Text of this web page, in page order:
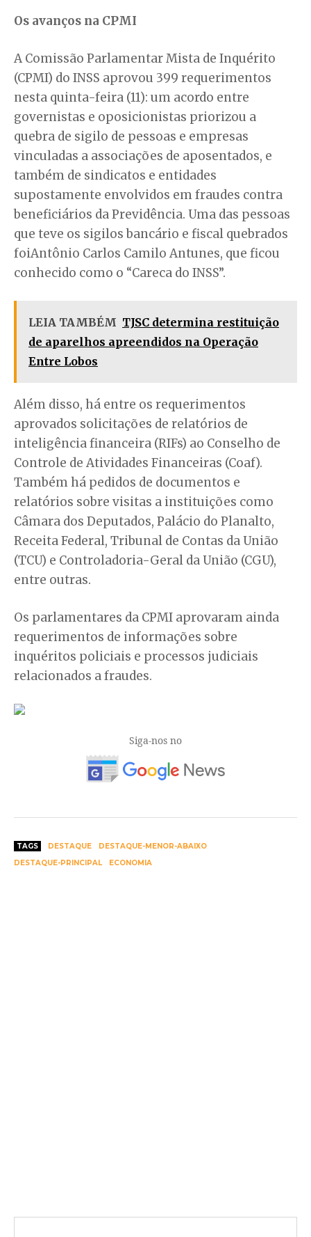
Os avanços na CPMI
A Comissão Parlamentar Mista de Inquérito
(CPMI) do INSS aprovou 399 requerimentos
nesta quinta-feira (11): um acordo entre
governistas e oposicionistas priorizou a
quebra de sigilo de pessoas e empresas
vinculadas a associações de aposentados, e
também de sindicatos e entidades
supostamente envolvidos em fraudes contra
beneficiários da Previdência. Uma das pessoas
que teve os sigilos bancário e fiscal quebrados
foiAntônio Carlos Camilo Antunes, que ficou
conhecido como o “Careca do INSS”.
LEIA TAMBÉM TJSC determina restituição
de aparelhos apreendidos na Operação
Entre Lobos
Além disso, há entre os requerimentos
aprovados solicitações de relatórios de
inteligência financeira (RIFs) ao Conselho de
Controle de Atividades Financeiras (Coaf).
Também há pedidos de documentos e
relatórios sobre visitas a instituições como
Câmara dos Deputados, Palácio do Planalto,
Receita Federal, Tribunal de Contas da União
(TCU) e Controladoria-Geral da União (CGU),
entre outras.
Os parlamentares da CPMI aprovaram ainda
requerimentos de informações sobre
inquéritos policiais e processos judiciais
relacionados a fraudes.
Siga-nos no
TAGS DESTAQUE
DESTAQUE-MENOR-ABAIXO
DESTAQUE-PRINCIPAL
ECONOMIA